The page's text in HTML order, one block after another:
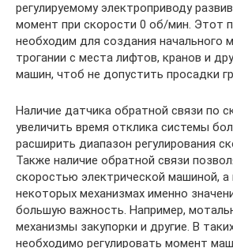
регулируемому электроприводу
момент при скорости 0 об/мин. Этот
необходим для создания начального
трогании с места лифтов, кранов и
машин, чтоб не допустить просадки
Наличие датчика обратной связи по
увеличить время отклика системы
расширить диапазон регулирования
Также наличие обратной связи
скоростью электрической машиной,
некоторых механизмах именно
большую важность. Например,
механизмы закупорки и другие. В
необходимо регулировать момент